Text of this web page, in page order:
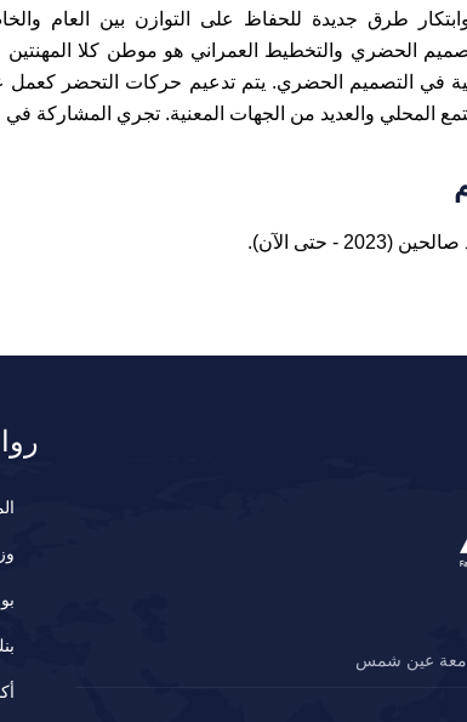
وابتكار طرق جديدة للحفاظ على التوازن بين العام
الحضري والتخطيط العمراني هو موطن كلا
في التصميم الحضري. يتم تدعيم حركات التحضر
المحلي والعديد من الجهات المعنية. تجري المشاركة في
(2023 - حتى الآن).
عين شمس